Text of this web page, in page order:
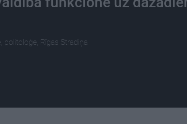
politoloģe, Rīgas Stradiņa